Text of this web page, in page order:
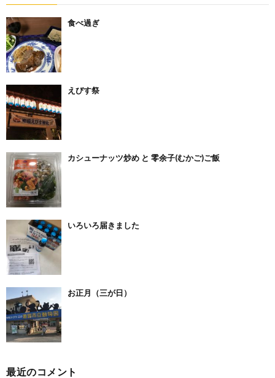
食べ過ぎ
えびす祭
カシューナッツ炒め と 零余子(むかご)ご飯
いろいろ届きました
お正月（三が日）
最近のコメント